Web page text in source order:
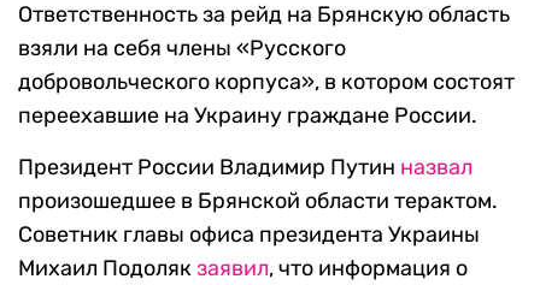
Ответственность за рейд на Брянскую область
взяли на себя члены «Русского
добровольческого корпуса», в котором состоят
переехавшие на Украину граждане России.
Президент России Владимир Путин назвал
произошедшее в Брянской области терактом.
Советник главы офиса президента Украины
Михаил Подолякзаявил, что информация о